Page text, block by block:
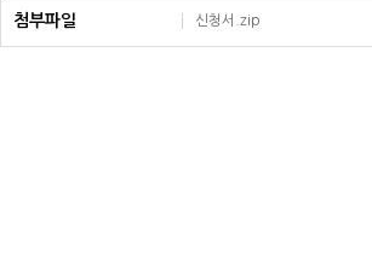
첨부파일 신청서.zip